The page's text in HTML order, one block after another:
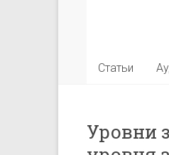
Статьи
Уровни